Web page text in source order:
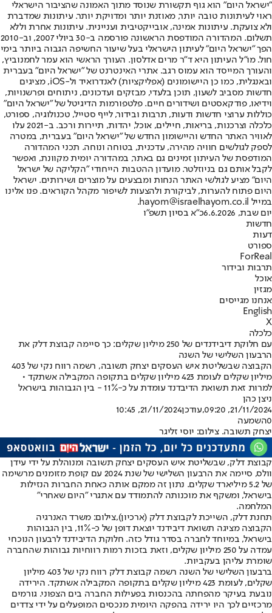
"ישראל היום" הוא גוף תקשורת שנוסד מתוך האמונה שהציבור הישראלי
ראוי לעיתונות טובה יותר, מאוזנת יותר ומדויקת יותר. עיתונות שמדברת
ולא צועקת. עיתונות אמינה, אובייקטיבית ועניינית. עיתונות אחרת וללא
תשלום. המהדורה המודפסת הראשונה פורסמה ב-30 ביולי 2007, וב-2010
הפך "ישראל היום" לעיתון הישראלי בעל שיעור החשיפה הגבוה ביותר בימי
חול. מו"ל העיתון היא ד"ר מרים אדלסון. העורך הראשי הוא עמר לחמנוביץ,
והעורך המייסד הוא עמוס רגב. אתרי האינטרנט של "ישראל היום" בעברית
ובאנגלית, כמו כן היישומונים (אפליקציות) לאנדרואיד ול-iOS, מציגים
חדשות מסביב לשעון, תוכן בלעדי, מבזקים ועדכונים, ניתוחים ופרשנויות,
וידיאו, פודקאסטים ושידורים חיים. פלטפורמות הדיגיטל של "ישראל היום"
כוללות ערוצי חדשות ודעות, תרבות ובידור, לייף סטייל, טכנולוגיה, ספורט,
כלכלה וצרכנות, בריאות, חיילים, אוכל, יהדות, תיירות ורכב. ב-2021 עלו
לאוויר האתר החדש והיישומון החדש של "ישראל היום" בעברית, במטרה
לספק לגולשים חוויה מהירה, עדכנית, בטוחה ונוחה. תכני המהדורה
המודפסת של העיתון זמינים גם באתר, במהדורה יומית מקוונת, ואפשר
לקבל אותם גם בניוזלטר. מועדון ההטבות הייחודי "הקליקה של ישראל
היום" מציע לגולשי האתר הנחות ומבצעים על מוצרים ושירותים. ישראל
היום פתוח להערות, לביקורת ולהצעות לשיפור מקהל הקוראים. פנו אלינו
במייל hayom@israelhayom.co.il.
יום שבת, 6.6.2026
כ"א בסיון תשפ"ו
חדשות
דעות
ספורט
ForReal
תרבות ובידור
אוכל
מגזין
אנחנו מגייסים
English
X
כלכלה
עם חלוקת דיבידנדים של 250 מיליון שקלים: כך סיימה קבוצת דלק את
הרבעון השלישי של השנה
הקבוצה שבשליטת איש העסקים יצחק תשובה, רשמה רווח נקי של 403
מיליון שקלים לעומת 423 מיליון שקלים בתקופה המקבילה אשתקד •
למרות זאת תשואת הדיבדנד עומדת על כ-11% - בין הגבוהות בישראל
ניצן כהן
21/11/2024, 09:20
,עודכן21/11/2024, 10:45
0השמעה
יצחק תשובה. צילום: יוסי זליגר
קבוצת דלק, שבשליטת איש העסקים יצחק תשובה ומנוהלת על ידי עידן
וולס, סיימה את הרבעון השלישי של שנת 2024 עם קופת מזומנים מרשימה
של 5.2 מיליארד שקלים. נתון זה ממקם אותה כאחת החברות הנזילות
בישראל, ומשקף את מוכנותה להתמודד עם אתגרי "היום שאחרי"
המלחמה.
תחנת דלק, השייכת לקבוצת דלק (ארכיון),צילום: משרד האנרגיה
הקבוצה מציגה תשואת דיבידנד יוצאת דופן של כ-11%, בין הגבוהות
בישראל, במיוחד לחברה בסדר גודל כזה. חלוקת הדיבידנד לרבעון הנוכחי
עמדה על 250 מיליון שקלים, וזאת בזכות רמות רווחיות גבוהות שהחברה
שומרת עליהן בעקביות.
ברבעון השלישי של השנה רשמה קבוצת דלק רווח נקי של 403 מיליון
שקלים, לעומת 423 מיליון שקלים בתקופה המקבילה אשתקד. הירידה
נובעת בעיקר מהפחתה בהכנסות בפעילות החברה בים הצפוני. גורמים
מרכזיים לכך היו ירידה בהפקה היומית מנכסים המופעלים על ידי צדדים